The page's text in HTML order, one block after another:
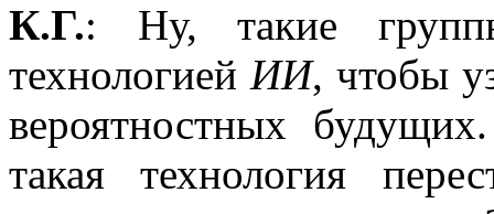
К.Г.: Ну, такие группы
технологиейИИ, чтобы
вероятностных
такая технология